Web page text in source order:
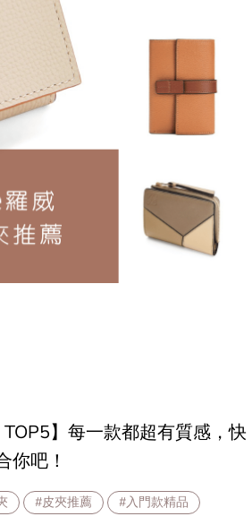
TOP5】每一款都超有質感，快
你吧！
#皮夾推薦 #入門款精品